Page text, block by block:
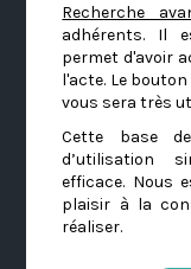
Recherche
adhérents. Il
permet d'avoir
l'acte. Le
vous sera très
Cette base
d’utilisation
efficace. Nous
plaisir à la
réaliser.